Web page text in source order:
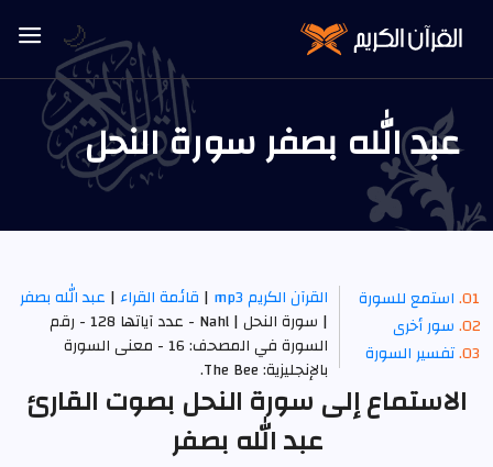
عبد الله بصفر سورة النحل
استمع للسورة
سور أخرى
تفسير السورة
القرآن الكريم mp3 | قائمة القراء| عبد الله بصفر
| سورة النحل | Nahl - عدد آياتها 128 - رقم
السورة في المصحف: 16 - معنى السورة
بالإنجليزية: The Bee.
الاستماع إلى سورة النحل بصوت القارئ
عبد الله بصفر
🌙